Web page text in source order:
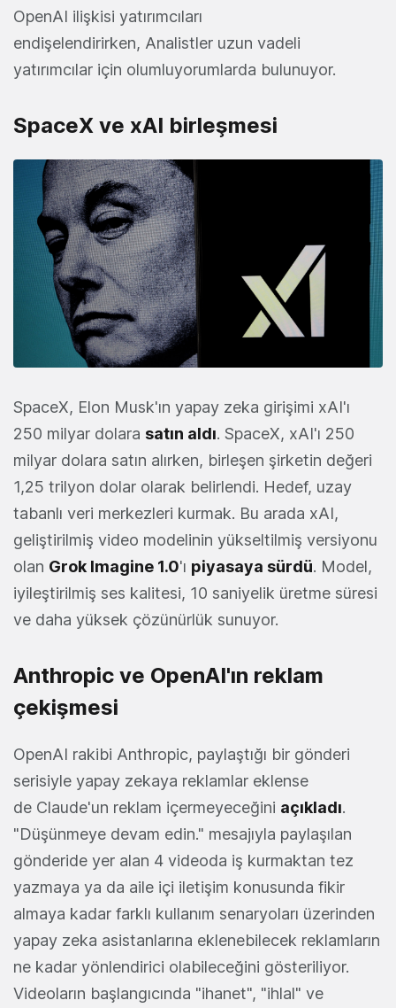
OpenAI ilişkisi yatırımcıları
endişelendirirken, Analistler uzun vadeli
yatırımcılar için olumluyorumlarda bulunuyor.
SpaceX ve xAI birleşmesi
SpaceX, Elon Musk'ın yapay zeka girişimi xAI'ı
250 milyar dolara satın aldı. SpaceX, xAI'ı 250
milyar dolara satın alırken, birleşen şirketin değeri
1,25 trilyon dolar olarak belirlendi. Hedef, uzay
tabanlı veri merkezleri kurmak. Bu arada xAI,
geliştirilmiş video modelinin yükseltilmiş versiyonu
olan Grok Imagine 1.0'ı piyasaya sürdü. Model,
iyileştirilmiş ses kalitesi, 10 saniyelik üretme süresi
ve daha yüksek çözünürlük sunuyor.
Anthropic ve OpenAI'ın reklam
çekişmesi
OpenAI rakibi Anthropic, paylaştığı bir gönderi
serisiyle yapay zekaya reklamlar eklense
de Claude'un reklam içermeyeceğini açıkladı.
"Düşünmeye devam edin." mesajıyla paylaşılan
gönderide yer alan 4 videoda iş kurmaktan tez
yazmaya ya da aile içi iletişim konusunda fikir
almaya kadar farklı kullanım senaryoları üzerinden
yapay zeka asistanlarına eklenebilecek reklamların
ne kadar yönlendirici olabileceğini gösteriliyor.
Videoların başlangıcında "ihanet", "ihlal" ve